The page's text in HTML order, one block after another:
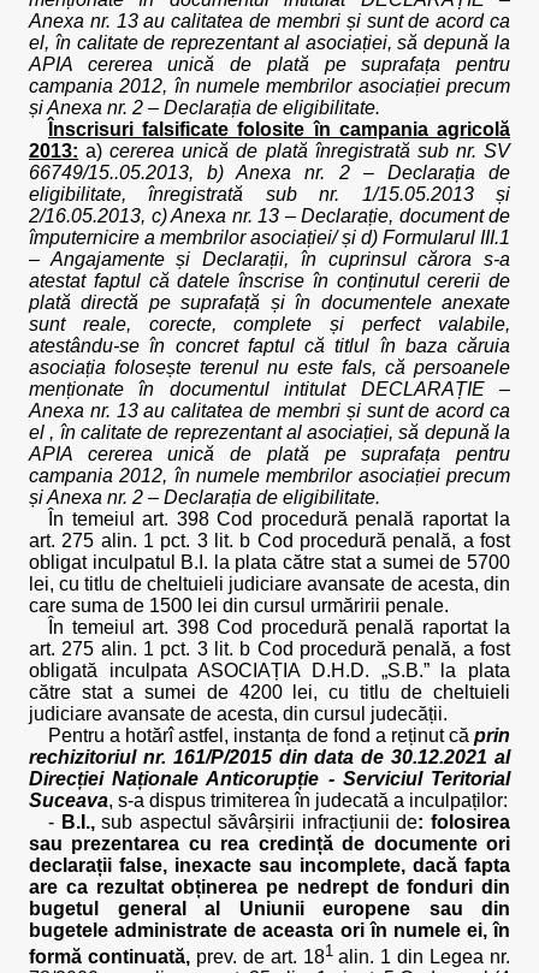
Anexa nr. 13 au calitatea de membri și sunt de acord ca
el, în calitate de reprezentant al asociației, să depună la
APIA cererea unică de plată pe suprafața pentru
campania 2012, în numele membrilor asociației precum
și Anexa nr. 2 – Declarația de eligibilitate.
Înscrisuri falsificate folosite în campania agricolă
2013: a)cererea unică de plată înregistrată sub nr. SV
66749/15..05.2013, b) Anexa nr. 2 – Declarația de
eligibilitate, înregistrată sub nr. 1/15.05.2013 și
2/16.05.2013, c) Anexa nr. 13 – Declarație, document de
împuternicire a membrilor asociației/ și d) Formularul III.1
– Angajamente și Declarații, în cuprinsul cărora s-a
atestat faptul că datele înscrise în conținutul cererii de
plată directă pe suprafață și în documentele anexate
sunt reale, corecte, complete și perfect valabile,
atestându-se în concret faptul că titlul în baza căruia
asociația folosește terenul nu este fals, că persoanele
menționate în documentul intitulat DECLARAȚIE –
Anexa nr. 13 au calitatea de membri și sunt de acord ca
el , în calitate de reprezentant al asociației, să depună la
APIA cererea unică de plată pe suprafața pentru
campania 2012, în numele membrilor asociației precum
și Anexa nr. 2 – Declarația de eligibilitate.
În temeiul art. 398 Cod procedură penală raportat la
art. 275 alin. 1 pct. 3 lit. b Cod procedură penală, a fost
obligat inculpatul B.I. la plata către stat a sumei de 5700
lei, cu titlu de cheltuieli judiciare avansate de acesta, din
care suma de 1500 lei din cursul urmăririi penale.
În temeiul art. 398 Cod procedură penală raportat la
art. 275 alin. 1 pct. 3 lit. b Cod procedură penală, a fost
obligată inculpata ASOCIAȚIA D.H.D. „S.B.” la plata
către stat a sumei de 4200 lei, cu titlu de cheltuieli
judiciare avansate de acesta, din cursul judecății.
Pentru a hotărî astfel, instanța de fond a reținut că prin
rechizitoriul nr. 161/P/2015 din data de 30.12.2021 al
Direcției Naționale Anticorupție - Serviciul Teritorial
Suceava, s-a dispus trimiterea în judecată a inculpaților:
- B.I.,sub aspectul săvârșirii infracțiunii de: folosirea
sau prezentarea cu rea credință de documente ori
declarații false, inexacte sau incomplete, dacă fapta
are ca rezultat obținerea pe nedrept de fonduri din
bugetul general al Uniunii europene sau din
bugetele administrate de aceasta ori în numele ei, în
formă continuată,prev. de art. 181alin. 1 din Legea nr.